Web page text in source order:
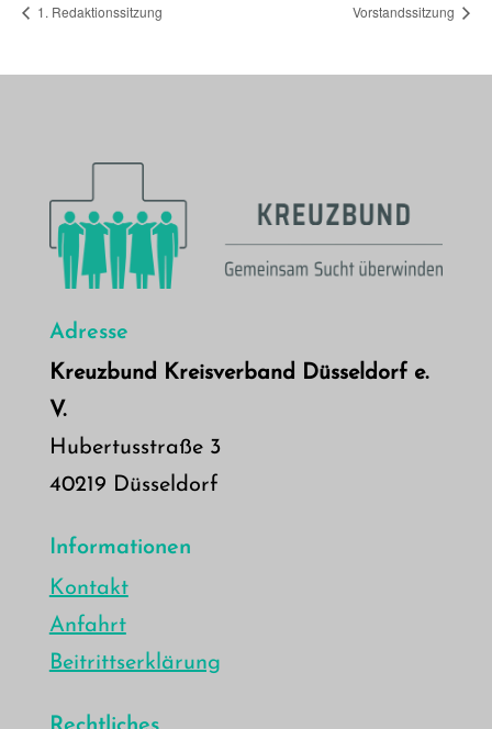
1. Redak­ti­ons­sit­zung Vor­stands­sit­zung
Adresse
Kreuzbund Kreisverband Düsseldorf e.
V.
Hubertusstraße 3
40219 Düsseldorf
Informationen
Kontakt
Anfahrt
Beitrittserklärung